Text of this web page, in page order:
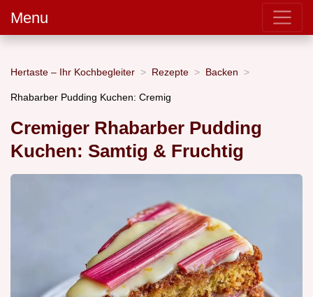
Menu
Hertaste – Ihr Kochbegleiter Rezepte Backen
Rhabarber Pudding Kuchen: Cremig
Cremiger Rhabarber Pudding
Kuchen: Samtig & Fruchtig